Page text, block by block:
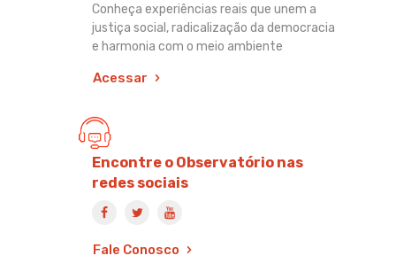
Conheça experiências reais que unem a
justiça social, radicalização da democracia
e harmonia com o meio ambiente
Acessar
Encontre o Observatório nas
redes sociais
Fale Conosco